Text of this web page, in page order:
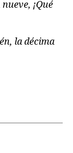
¡Qué
la décima